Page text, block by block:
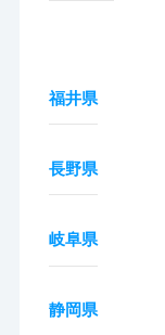
福井県
長野県
岐阜県
静岡県